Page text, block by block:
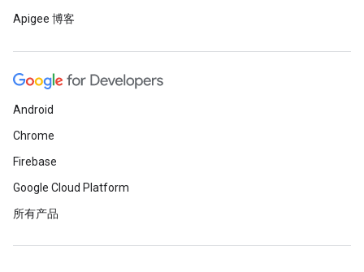
Apigee 博客
Android
Chrome
Firebase
Google Cloud Platform
所有产品